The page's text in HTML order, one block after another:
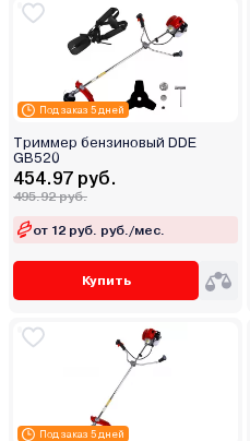
Под заказ 5 дней
Триммер бензиновый DDE
GB520
454.97 руб.
495.92 руб.
от 12 руб. руб./мес.
Купить
Под заказ 5 дней